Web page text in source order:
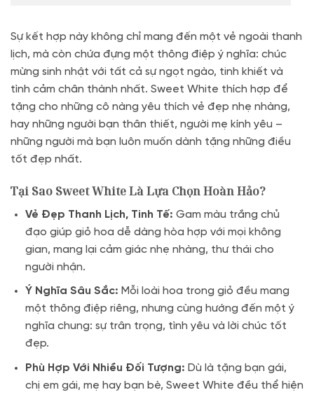
Sự kết hợp này không chỉ mang đến một vẻ ngoài thanh
lịch, mà còn chứa đựng một thông điệp ý nghĩa: chúc
mừng sinh nhật với tất cả sự ngọt ngào, tinh khiết và
tình cảm chân thành nhất. Sweet White thích hợp để
tặng cho những cô nàng yêu thích vẻ đẹp nhẹ nhàng,
hay những người bạn thân thiết, người mẹ kính yêu –
những người mà bạn luôn muốn dành tặng những điều
tốt đẹp nhất.
Tại Sao Sweet White Là Lựa Chọn Hoàn Hảo?
Vẻ Đẹp Thanh Lịch, Tinh Tế: Gam màu trắng chủ
đạo giúp giỏ hoa dễ dàng hòa hợp với mọi không
gian, mang lại cảm giác nhẹ nhàng, thư thái cho
người nhận.
Ý Nghĩa Sâu Sắc: Mỗi loài hoa trong giỏ đều mang
một thông điệp riêng, nhưng cùng hướng đến một ý
nghĩa chung: sự trân trọng, tình yêu và lời chúc tốt
đẹp.
Phù Hợp Với Nhiều Đối Tượng: Dù là tặng bạn gái,
chị em gái, mẹ hay bạn bè, Sweet White đều thể hiện